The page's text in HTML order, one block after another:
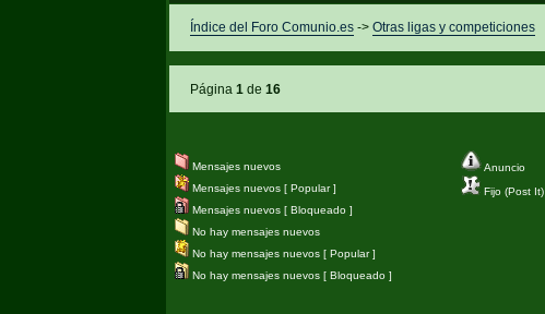
Índice del Foro Comunio.es-> Otras ligas y competiciones
Página 1 de 16
Anuncio
Fijo (Post It)
Mensajes nuevos
Mensajes nuevos [ Popular ]
Mensajes nuevos [ Bloqueado ]
No hay mensajes nuevos
No hay mensajes nuevos [ Popular ]
No hay mensajes nuevos [ Bloqueado ]